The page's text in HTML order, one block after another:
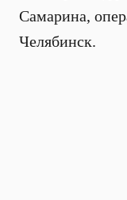
Самарина,
Челябинск.